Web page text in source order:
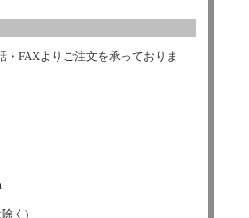
FAXよりご注文を承っておりま
く)